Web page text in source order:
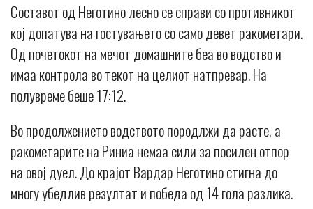
Составот од Неготино лесно се справи со противникот
кој допатува на гостувањето со само девет ракометари.
Од почетокот на мечот домашните беа во водство и
имаа контрола во текот на целиот натпревар. На
полувреме беше 17:12.
Во продолжението водството породлжи да расте, а
ракометарите на Риниа немаа сили за посилен отпор
на овој дуел. До крајот Вардар Неготино стигна до
многу убедлив резултат и победа од 14 гола разлика.